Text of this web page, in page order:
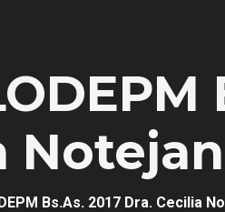
Bs.As. 2017 Dra. Cecilia